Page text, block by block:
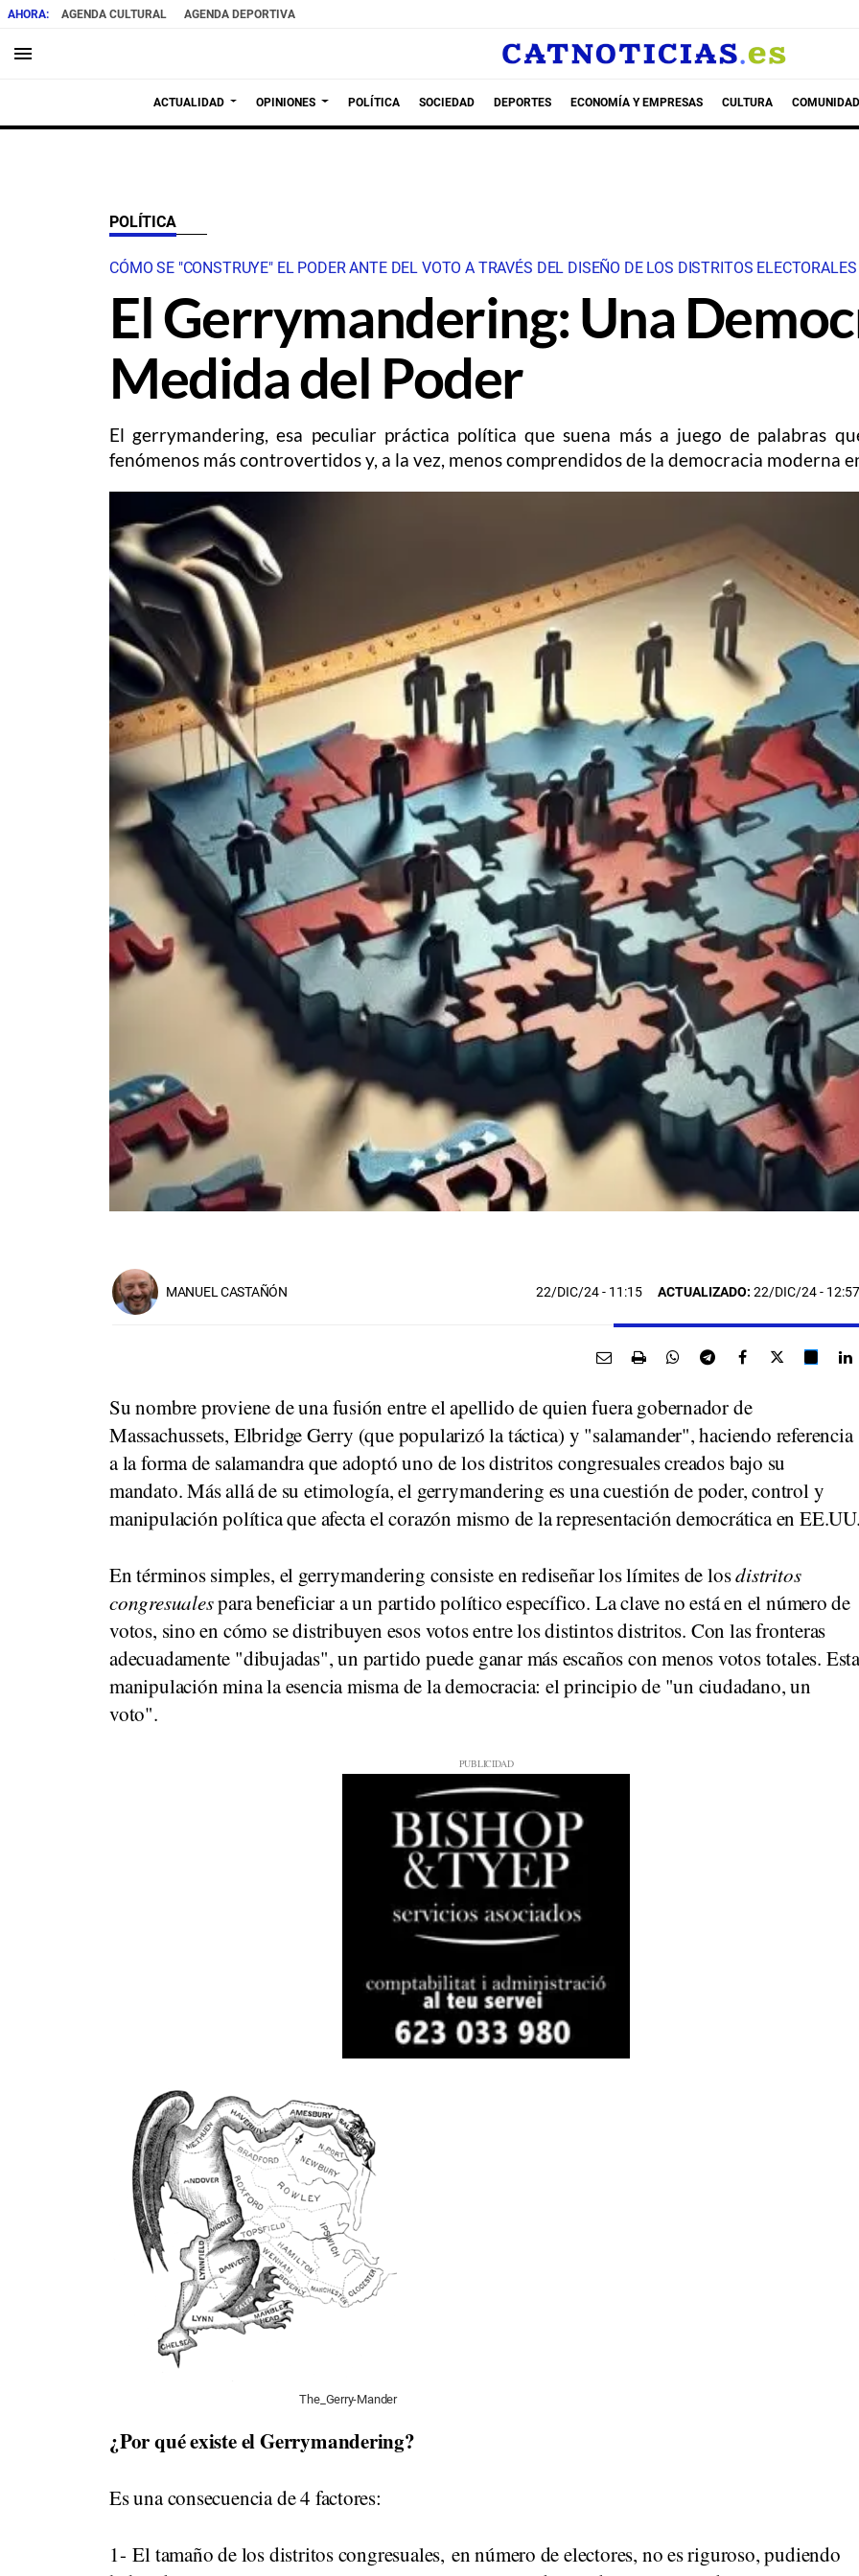
AGENDA CULTURAL AGENDA DEPORTIVA
menu
ACTUALIDAD OPINIONES POLÍTICA SOCIEDAD DEPORTES ECONOMÍA Y EMPRESAS CULTURA
POLÍTICA
CÓMO SE "CONSTRUYE" EL PODER ANTE DEL VOTO A TRAVÉS DEL DISEÑO DE LOS DISTRITOS ELECTORALES
El Gerrymandering: Una
Medida del Poder
El gerrymandering, esa peculiar práctica política que suena más a juego de palabras
fenómenos más controvertidos y, a la vez, menos comprendidos de la democracia moderna
MANUEL CASTAÑÓN 22/DIC/24- 11:15 ACTUALIZADO: 22/DIC/24 - 12:57
Su nombre proviene de una fusión entre el apellido de quien fuera gobernador de
Massachussets, Elbridge Gerry (que popularizó la táctica) y "salamander", haciendo referencia
a la forma de salamandra que adoptó uno de los distritos congresuales creados bajo su
mandato. Más allá de su etimología, el gerrymandering es una cuestión de poder, control y
manipulación política que afecta el corazón mismo de la representación democrática en EE.UU.
En términos simples, el gerrymandering consiste en rediseñar los límites de losdistritos
congresualespara beneficiar a un partido político específico. La clave no está en el número de
votos, sino en cómo se distribuyen esos votos entre los distintos distritos. Con las fronteras
adecuadamente "dibujadas", un partido puede ganar más escaños con menos votos totales. Esta
manipulación mina la esencia misma de la democracia: el principio de "un ciudadano, un
voto".
The_Gerry-Mander
¿Por qué existe el Gerrymandering?
Es una consecuencia de 4 factores:
1- El tamaño de los distritos congresuales, en número de electores, no es riguroso, pudiendo